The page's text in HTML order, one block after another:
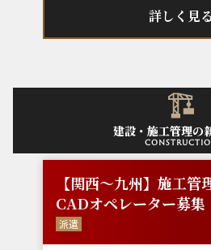
詳しく見る
建設・施工管理の
【関西～九州】施工管
CADオペレーター募集
派遣